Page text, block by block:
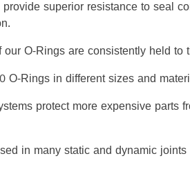
superior resistance to seal
our O-Rings are consistently held
O-Rings in different sizes and
protect more expensive parts
in many static and dynamic